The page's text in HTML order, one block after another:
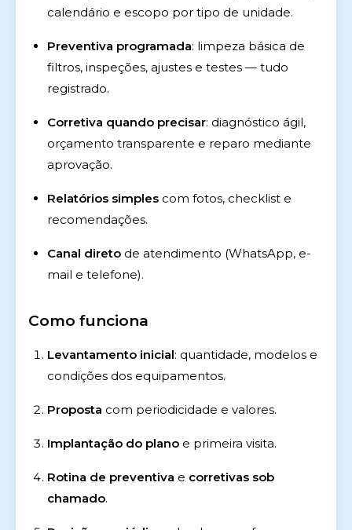
calendário e escopo por tipo de unidade.
Preventiva programada: limpeza básica de
filtros, inspeções, ajustes e testes — tudo
registrado.
Corretiva quando precisar: diagnóstico ágil,
orçamento transparente e reparo mediante
aprovação.
Relatórios simples com fotos, checklist e
recomendações.
Canal direto de atendimento (WhatsApp, e-
mail e telefone).
Como funciona
Levantamento inicial: quantidade, modelos e
condições dos equipamentos.
Proposta com periodicidade e valores.
Implantação do plano e primeira visita.
Rotina de preventiva e corretivas sob
chamado.